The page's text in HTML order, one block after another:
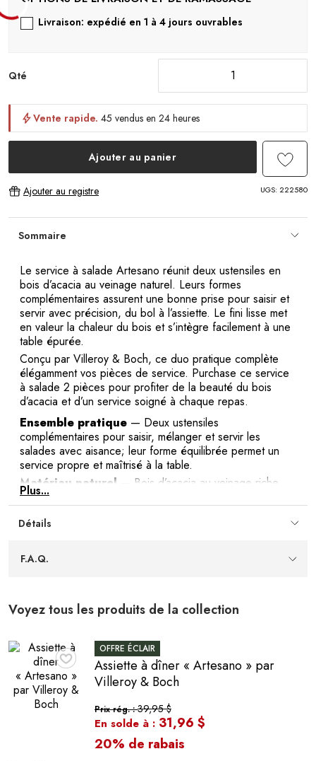
Livraison: expédié en 1 à 4 jours ouvrables
Qté
Vente rapide. 45 vendus en 24 heures
Ajouter au panier
Ajouter au registre UGS: 222580
Sommaire
Le service à salade Artesano réunit deux ustensiles en
bois d’acacia au veinage naturel. Leurs formes
complémentaires assurent une bonne prise pour saisir et
servir avec précision, du bol à l’assiette. Le fini lisse met
en valeur la chaleur du bois et s’intègre facilement à une
table épurée.
Conçu par Villeroy & Boch, ce duo pratique complète
élégamment vos pièces de service. Purchase ce service
à salade 2 pièces pour profiter de la beauté du bois
d’acacia et d’un service soigné à chaque repas.
Ensemble pratique — Deux ustensiles
complémentaires pour saisir, mélanger et servir les
salades avec aisance; leur forme équilibrée permet un
service propre et maîtrisé à la table.
Matériau naturel — Bois d’acacia au veinage riche
offrant une allure chaleureuse et distinctive; chaque
pièce présente de légères variations qui ajoutent du
caractère.
Villeroy & Boch, au style sobre et intemporel qui
Fini soigné
— Surface lisse et agréable au toucher qui
se nettoie rapidement, idéale pour un usage courant en
Plus...
Détails
F.A.Q.
Voyez tous les produits de la collection
♥
OFFRE ÉCLAIR
Assiette à dîner « Artesano » par
Villeroy & Boch
Prix rég. :39,95 $
En solde à : 31,96 $
20% de rabais